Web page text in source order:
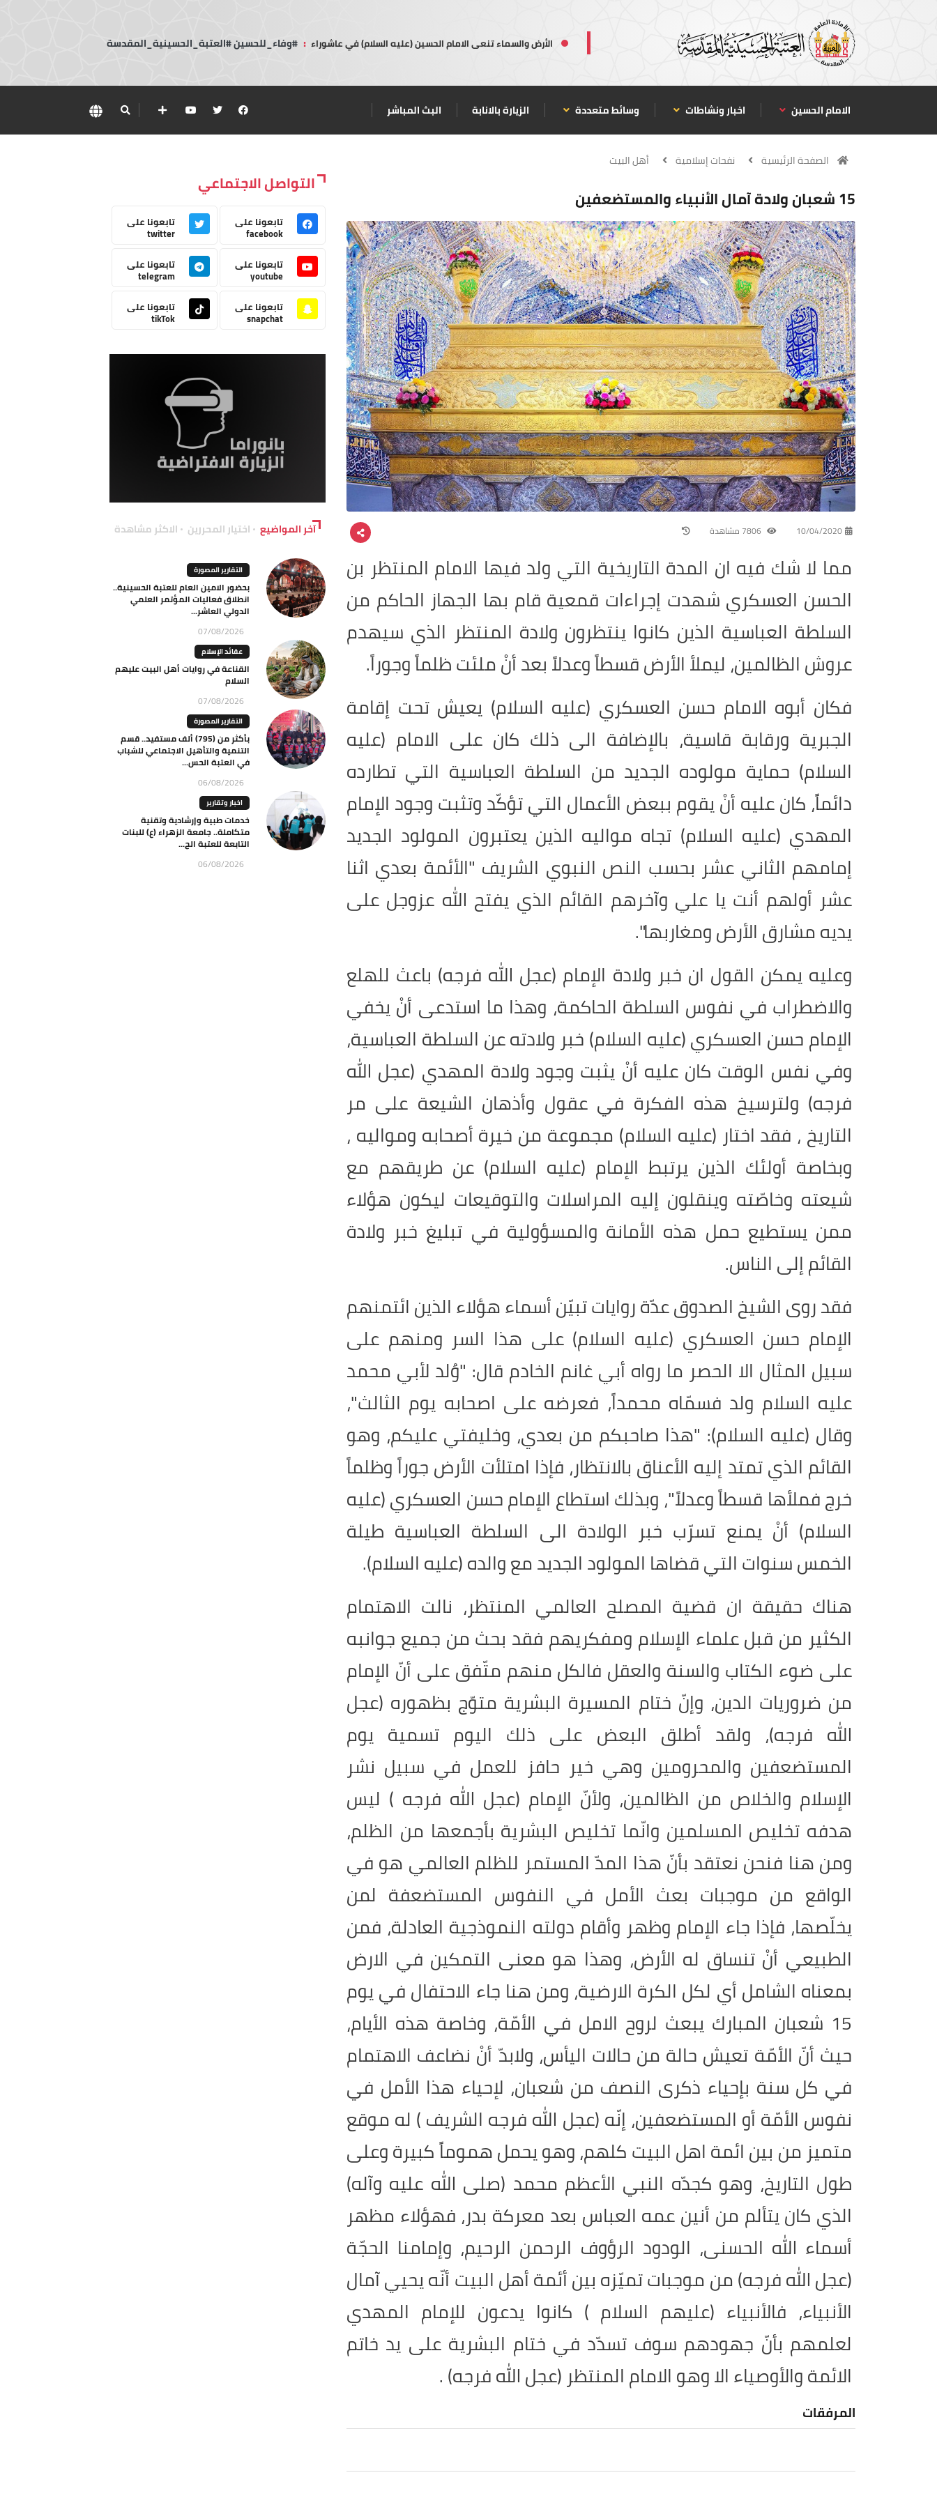
الأرض والسماء تنعى الامام الحسين (عليه السلام) في عاشوراء : #وفاء_للحسين #العتبة_الحسينية_المقدسة
الامام الحسين اخبار ونشاطات وسائط متعددة الزيارة بالانابة البث المباشر
الصفحة الرئيسية نفحات إسلامية أهل البيت
15 شعبان ولادة آمال الأنبياء والمستضعفين
10/04/2020
مما لا شك فيه ان المدة التاريخية التي ولد فيها الامام المنتظر بن
الحسن العسكري شهدت إجراءات قمعية قام بها الجهاز الحاكم من
السلطة العباسية الذين كانوا ينتظرون ولادة المنتظر الذي سيهدم
عروش الظالمين، ليملأ الأرض قسطاً وعدلاً بعد أنْ ملئت ظلماً وجوراً.
فكان أبوه الامام حسن العسكري (عليه السلام) يعيش تحت إقامة
الجبرية ورقابة قاسية، بالإضافة الى ذلك كان على الامام (عليه
السلام) حماية مولوده الجديد من السلطة العباسية التي تطارده
دائماً، كان عليه أنْ يقوم ببعض الأعمال التي تؤكّد وتثبت وجود الإمام
المهدي (عليه السلام) تجاه مواليه الذين يعتبرون المولود الجديد
إمامهم الثاني عشر بحسب النص النبوي الشريف "الأئمة بعدي اثنا
عشر أولهم أنت يا علي وآخرهم القائم الذي يفتح الله عزوجل على
يديه مشارق الأرض ومغاربها".
وعليه يمكن القول ان خبر ولادة الإمام (عجل الله فرجه) باعث للهلع
والاضطراب في نفوس السلطة الحاكمة، وهذا ما استدعى أنْ يخفي
الإمام حسن العسكري (عليه السلام) خبر ولادته عن السلطة العباسية،
وفي نفس الوقت كان عليه أنْ يثبت وجود ولادة المهدي (عجل الله
فرجه) ولترسيخ هذه الفكرة في عقول وأذهان الشيعة على مر
التاريخ ، فقد اختار (عليه السلام) مجموعة من خيرة أصحابه ومواليه ،
وبخاصة أولئك الذين يرتبط الإمام (عليه السلام) عن طريقهم مع
شيعته وخاصّته وينقلون إليه المراسلات والتوقيعات ليكون هؤلاء
ممن يستطيع حمل هذه الأمانة والمسؤولية في تبليغ خبر ولادة
القائم إلى الناس.
فقد روى الشيخ الصدوق عدّة روايات تبيّن أسماء هؤلاء الذين ائتمنهم
الإمام حسن العسكري (عليه السلام) على هذا السر ومنهم على
سبيل المثال الا الحصر ما رواه أبي غانم الخادم قال: "وُلد لأبي محمد
عليه السلام ولد فسمّاه محمداً، فعرضه على اصحابه يوم الثالث"،
وقال (عليه السلام): "هذا صاحبكم من بعدي، وخليفتي عليكم، وهو
القائم الذي تمتد إليه الأعناق بالانتظار، فإذا امتلأت الأرض جوراً وظلماً
خرج فملأها قسطاً وعدلاً"، وبذلك استطاع الإمام حسن العسكري (عليه
السلام) أنْ يمنع تسرّب خبر الولادة الى السلطة العباسية طيلة
الخمس سنوات التي قضاها المولود الجديد مع والده (عليه السلام).
هناك حقيقة ان قضية المصلح العالمي المنتظر، نالت الاهتمام
الكثير من قبل علماء الإسلام ومفكريهم فقد بحث من جميع جوانبه
على ضوء الكتاب والسنة والعقل فالكل منهم متّفق على أنّ الإمام
من ضروريات الدين، وإنّ ختام المسيرة البشرية متوّج بظهوره (عجل
الله فرجه)، ولقد أطلق البعض على ذلك اليوم تسمية يوم
المستضعفين والمحرومين وهي خير حافز للعمل في سبيل نشر
الإسلام والخلاص من الظالمين، ولأنّ الإمام (عجل الله فرجه ) ليس
هدفه تخليص المسلمين وانّما تخليص البشرية بأجمعها من الظلم،
ومن هنا فنحن نعتقد بأنّ هذا المدّ المستمر للظلم العالمي هو في
الواقع من موجبات بعث الأمل في النفوس المستضعفة لمن
يخلّصها، فإذا جاء الإمام وظهر وأقام دولته النموذجية العادلة، فمن
الطبيعي أنْ تنساق له الأرض، وهذا هو معنى التمكين في الارض
بمعناه الشامل أي لكل الكرة الارضية، ومن هنا جاء الاحتفال في يوم
15 شعبان المبارك يبعث لروح الامل في الأمّة، وخاصة هذه الأيام،
حيث أنّ الأمّة تعيش حالة من حالات اليأس، ولابدّ أنْ نضاعف الاهتمام
في كل سنة بإحياء ذكرى النصف من شعبان، لإحياء هذا الأمل في
نفوس الأمّة أو المستضعفين، إنّه (عجل الله فرجه الشريف ) له موقع
متميز من بين ائمة اهل البيت كلهم، وهو يحمل هموماً كبيرة وعلى
طول التاريخ، وهو كجدّه النبي الأعظم محمد (صلى الله عليه وآله)
الذي كان يتألم من أنين عمه العباس بعد معركة بدر، فهؤلاء مظهر
أسماء الله الحسنى، الودود الرؤوف الرحمن الرحيم، وإمامنا الحجّة
(عجل الله فرجه) من موجبات تميّزه بين أئمة أهل البيت أنّه يحيي آمال
الأنبياء، فالأنبياء (عليهم السلام ) كانوا يدعون للإمام المهدي
لعلمهم بأنّ جهودهم سوف تسدّد في ختام البشرية على يد خاتم
الائمة والأوصياء الا وهو الامام المنتظر (عجل الله فرجه) .
المرفقات
التواصل الاجتماعي
تابعونا على
facebook
تابعونا على
twitter
تابعونا على
youtube
تابعونا على
telegram
تابعونا على
snapchat
تابعونا على
tikTok
آخر المواضيع اختيار المحررين الاكثر مشاهدة
التقارير المصورة
بحضور الامين العام للعتبة الحسينية..
انطلاق فعاليات المؤتمر العلمي
الدولي العاشر...
07/08/2026
عقائد الإسلام
القناعة في روايات أهل البيت عليهم
السلام
07/08/2026
التقارير المصورة
بأكثر من (795) ألف مستفيد.. قسم
التنمية والتأهيل الاجتماعي للشباب
في العتبة الحس...
06/08/2026
اخبار وتقارير
خدمات طبية وإرشادية وتقنية
متكاملة.. جامعة الزهراء (ع) للبنات
التابعة للعتبة الح...
06/08/2026